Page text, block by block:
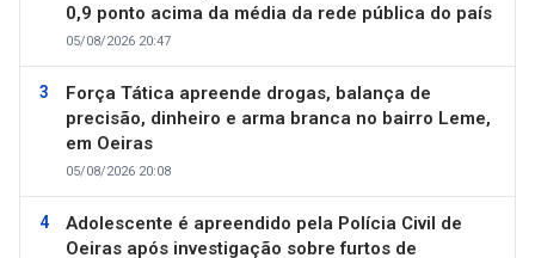
0,9 ponto acima da média da rede pública do país
05/08/2026 20:47
Força Tática apreende drogas, balança de
precisão, dinheiro e arma branca no bairro Leme,
em Oeiras
05/08/2026 20:08
Adolescente é apreendido pela Polícia Civil de
Oeiras após investigação sobre furtos de